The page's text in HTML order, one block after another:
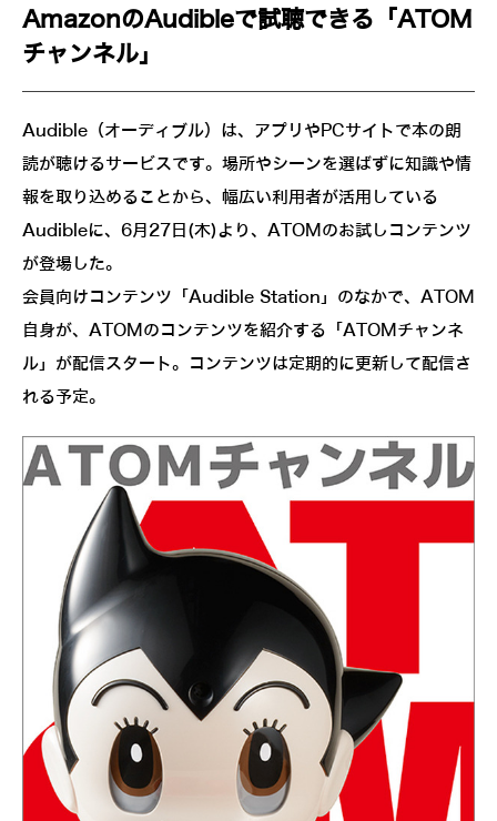
AmazonのAudibleで試聴できる「ATOM
チャンネル」
Audible（オーディブル）は、アプリやPCサイトで本の朗
読が聴けるサービスです。場所やシーンを選ばずに知識や情
報を取り込めることから、幅広い利用者が活用している
Audibleに、6月27日(木)より、ATOMのお試しコンテンツ
が登場した。
会員向けコンテンツ「Audible Station」のなかで、ATOM
自身が、ATOMのコンテンツを紹介する「ATOMチャンネ
ル」が配信スタート。コンテンツは定期的に更新して配信さ
れる予定。